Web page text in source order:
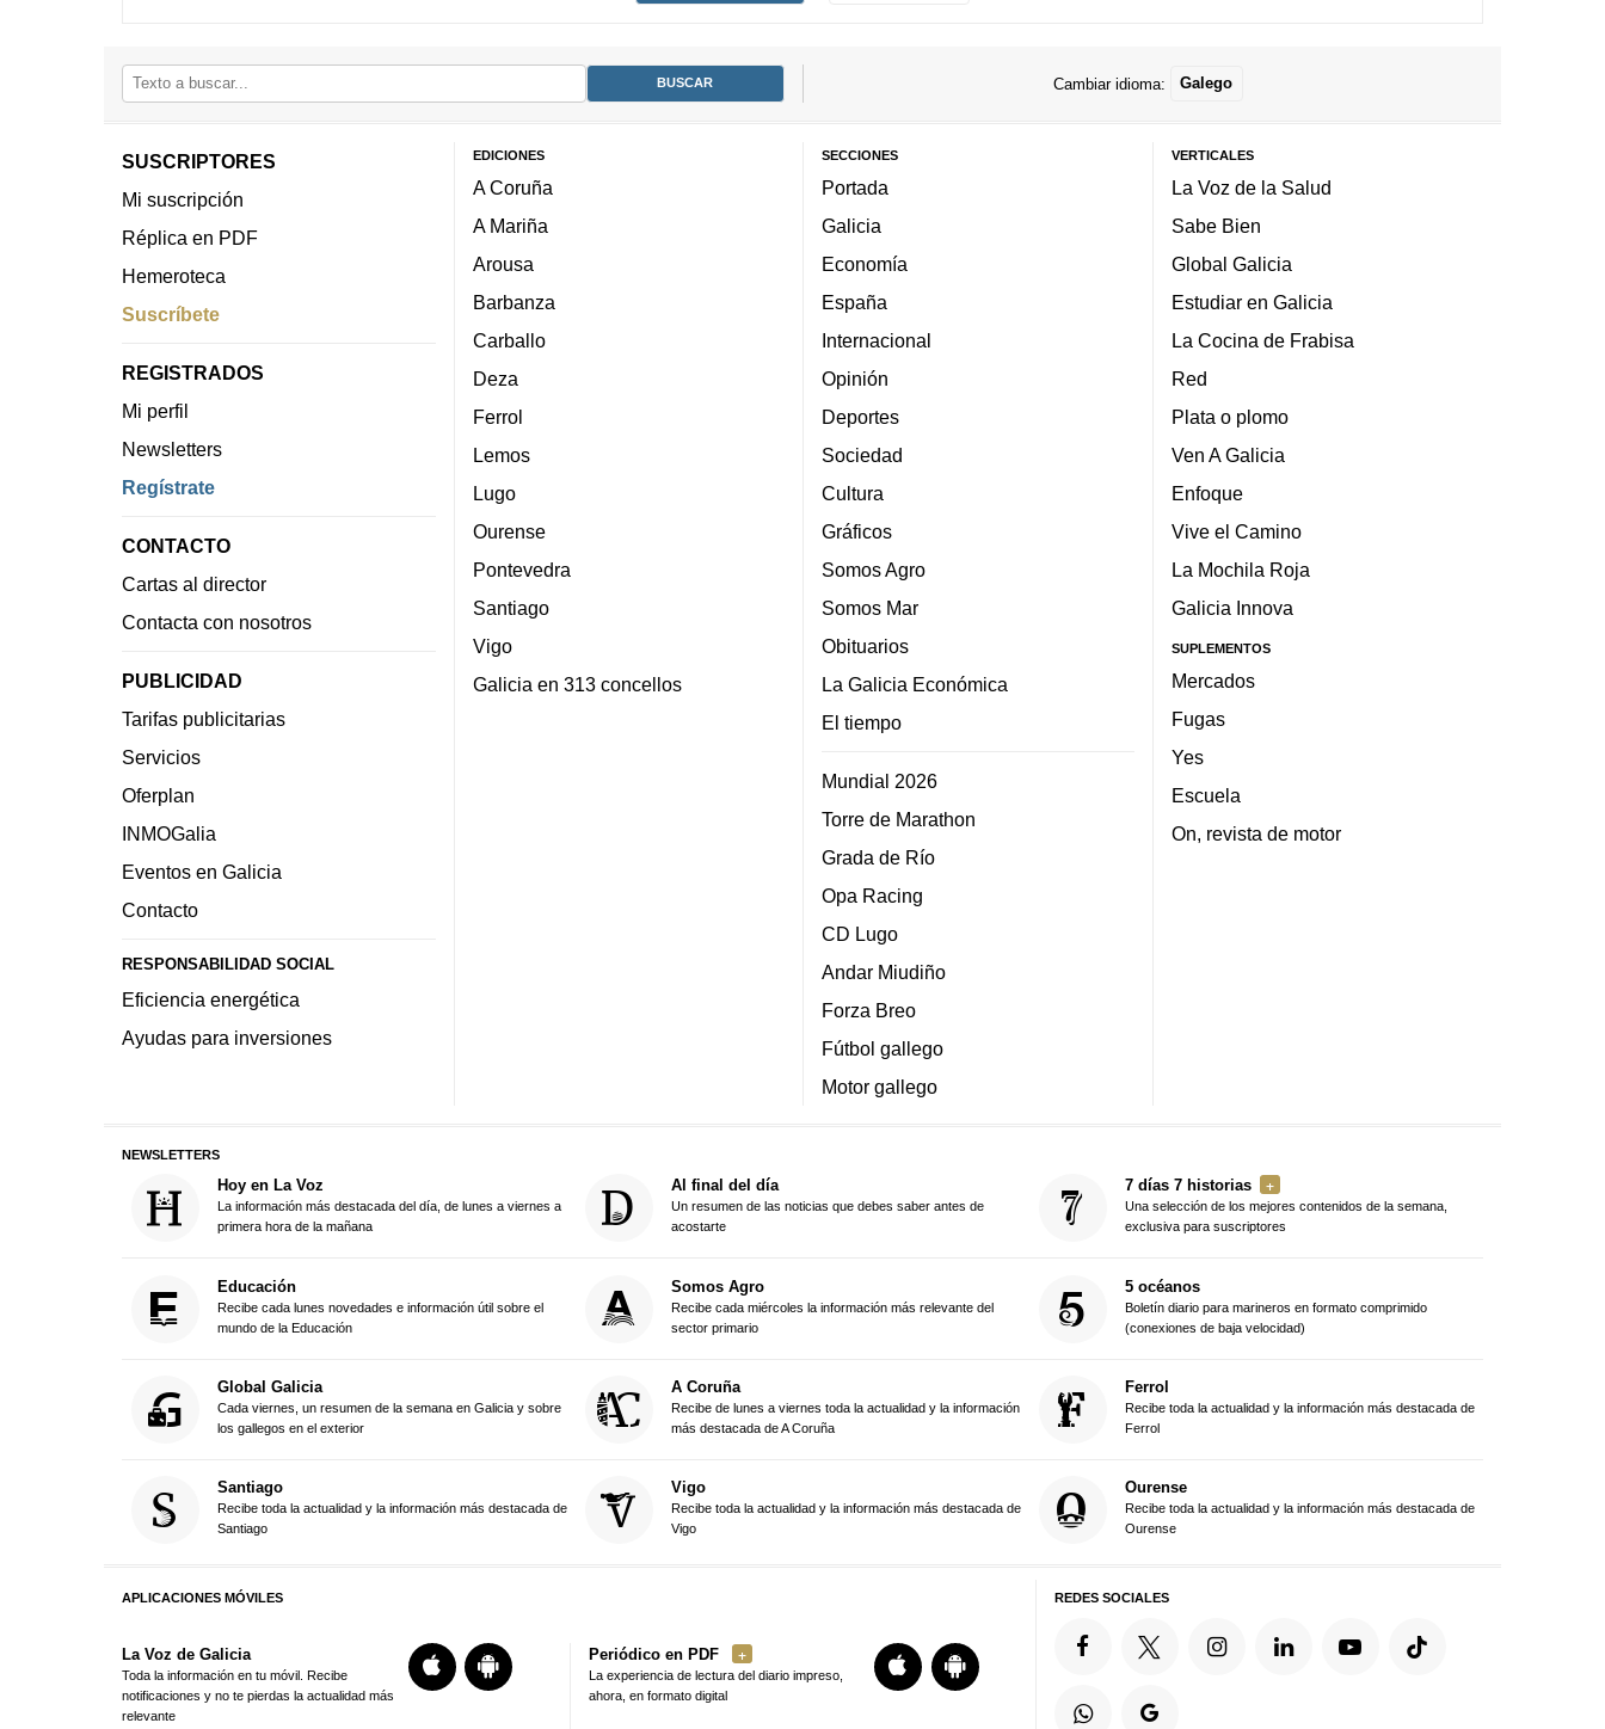
Cambiar idioma: Galego
SUSCRIPTORES
Mi suscripción
Réplica en PDF
Hemeroteca
Suscríbete
REGISTRADOS
Mi perfil
Newsletters
Regístrate
CONTACTO
Cartas al director
Contacta con nosotros
PUBLICIDAD
Tarifas publicitarias
Servicios
Oferplan
INMOGalia
Eventos en Galicia
Contacto
RESPONSABILIDAD SOCIAL
Eficiencia energética
Ayudas para inversiones
EDICIONES
A Coruña
A Mariña
Arousa
Barbanza
Carballo
Deza
Ferrol
Lemos
Lugo
Ourense
Pontevedra
Santiago
Vigo
Galicia en 313 concellos
SECCIONES
Portada
Galicia
Economía
España
Internacional
Opinión
Deportes
Sociedad
Cultura
Gráficos
Somos Agro
Somos Mar
Obituarios
La Galicia Económica
El tiempo
Mundial 2026
Torre de Marathon
Grada de Río
Opa Racing
CD Lugo
Andar Miudiño
Forza Breo
Fútbol gallego
Motor gallego
VERTICALES
La Voz de la Salud
Sabe Bien
Global Galicia
Estudiar en Galicia
La Cocina de Frabisa
Red
Plata o plomo
Ven A Galicia
Enfoque
Vive el Camino
La Mochila Roja
Galicia Innova
SUPLEMENTOS
Mercados
Fugas
Yes
Escuela
On, revista de motor
NEWSLETTERS
Hoy en La Voz
La información más destacada del día, de lunes a viernes a
primera hora de la mañana
Al final del día
Un resumen de las noticias que debes saber antes de
acostarte
7 días 7 historias
Una selección de los mejores contenidos de la semana,
exclusiva para suscriptores
Educación
Recibe cada lunes novedades e información útil sobre el
mundo de la Educación
Somos Agro
Recibe cada miércoles la información más relevante del
sector primario
5 océanos
Boletín diario para marineros en formato comprimido
(conexiones de baja velocidad)
Global Galicia
Cada viernes, un resumen de la semana en Galicia y sobre
los gallegos en el exterior
A Coruña
Recibe de lunes a viernes toda la actualidad y la información
más destacada de A Coruña
Ferrol
Recibe toda la actualidad y la información más destacada de
Ferrol
Santiago
Recibe toda la actualidad y la información más destacada de
Santiago
Vigo
Recibe toda la actualidad y la información más destacada de
Vigo
Ourense
Recibe toda la actualidad y la información más destacada de
Ourense
APLICACIONES MÓVILES
La Voz de Galicia
Toda la información en tu móvil. Recibe
notificaciones y no te pierdas la actualidad más
relevante
Periódico en PDF
La experiencia de lectura del diario impreso,
ahora, en formato digital
REDES SOCIALES